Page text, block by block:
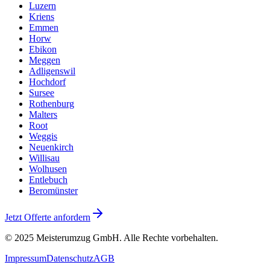
Luzern
Kriens
Emmen
Horw
Ebikon
Meggen
Adligenswil
Hochdorf
Sursee
Rothenburg
Malters
Root
Weggis
Neuenkirch
Willisau
Wolhusen
Entlebuch
Beromünster
Jetzt Offerte anfordern
© 2025 Meisterumzug GmbH. Alle Rechte vorbehalten.
ImpressumDatenschutzAGB